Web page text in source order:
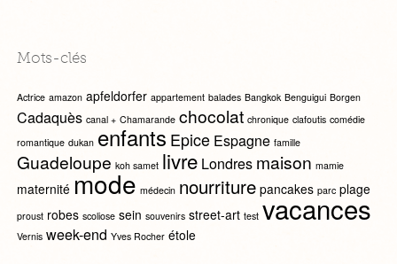
Mots-clés
Actrice amazon apfeldorfer appartement balades Bangkok Benguigui Borgen
Cadaquès canal + Chamarande chocolat chronique clafoutis comédie
romantique dukan enfants Epice Espagne famille
Guadeloupe koh samet livre Londres maison mamie
maternité mode médecin nourriture pancakes parc plage
proust robes scoliose sein souvenirs street-art test vacances
Vernis week-end Yves Rocher étole